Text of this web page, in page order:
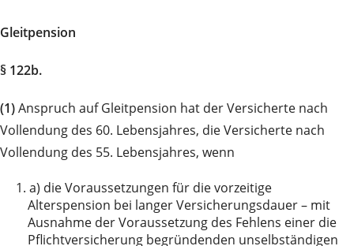
Gleitpension
§ 122b.
(1)Anspruch auf Gleitpension hat der Versicherte nach
Vollendung des 60. Lebensjahres, die Versicherte nach
Vollendung des 55. Lebensjahres, wenn
1. a) die Voraussetzungen für die vorzeitige
Alterspension bei langer Versicherungsdauer – mit
Ausnahme der Voraussetzung des Fehlens einer die
Pflichtversicherung begründenden unselbständigen